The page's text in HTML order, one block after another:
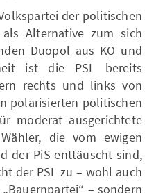
der politischen
Alternative zum sich
Duopol aus KO und
ist die PSL bereits
rechts und links von
polarisierten politischen
moderat ausgerichtete
die vom ewigen
der PiS enttäuscht sind,
der PSL zu – wohl auch
– sondern